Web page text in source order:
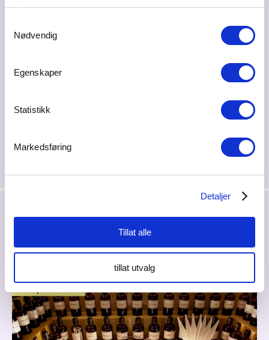
tjenestene deres.
Nødvendig
Egenskaper
Statistikk
Markedsføring
Detaljer
Tillat alle
tillat utvalg
klimapartner.
Siste nytt